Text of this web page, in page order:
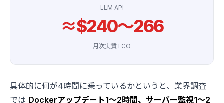
LLM API
≈$240〜266
月次実質TCO
具体的に何が4時間に乗っているかというと、業界調査
では Dockerアップデート1〜2時間、サーバー監視1〜2